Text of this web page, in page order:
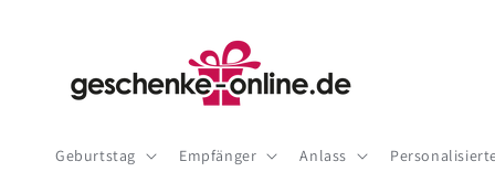
Geburtstag Empfänger Anlass